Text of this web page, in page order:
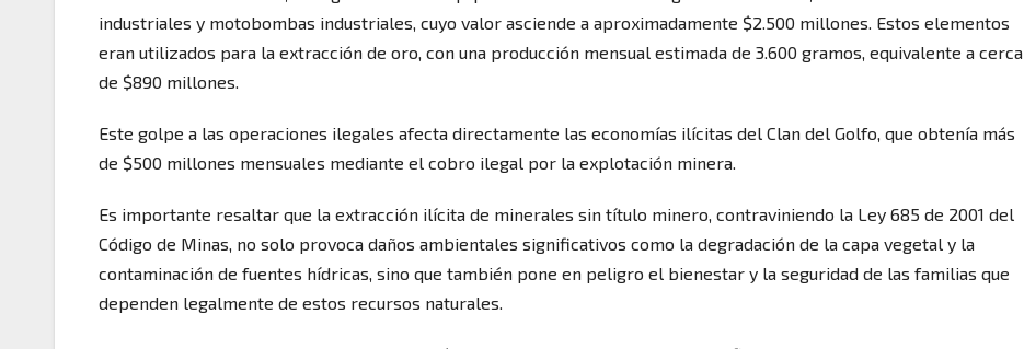
industriales y motobombas industriales, cuyo valor asciende a aproximadamente $2.500 millones. Estos elementos
eran utilizados para la extracción de oro, con una producción mensual estimada de 3.600 gramos, equivalente a cerca
de $890 millones.
Este golpe a las operaciones ilegales afecta directamente las economías ilícitas del Clan del Golfo, que obtenía más
de $500 millones mensuales mediante el cobro ilegal por la explotación minera.
Es importante resaltar que la extracción ilícita de minerales sin título minero, contraviniendo la Ley 685 de 2001 del
Código de Minas, no solo provoca daños ambientales significativos como la degradación de la capa vegetal y la
contaminación de fuentes hídricas, sino que también pone en peligro el bienestar y la seguridad de las familias que
dependen legalmente de estos recursos naturales.